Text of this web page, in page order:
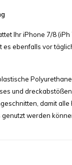
Ihr iPhone 7/8
es ebenfalls vor
und
damit alle
werden